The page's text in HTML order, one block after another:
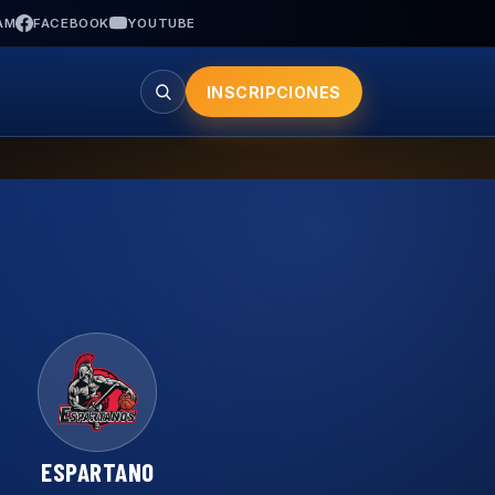
FACEBOOK YOUTUBE
Buscar
INSCRIPCIONES
ESPARTANO